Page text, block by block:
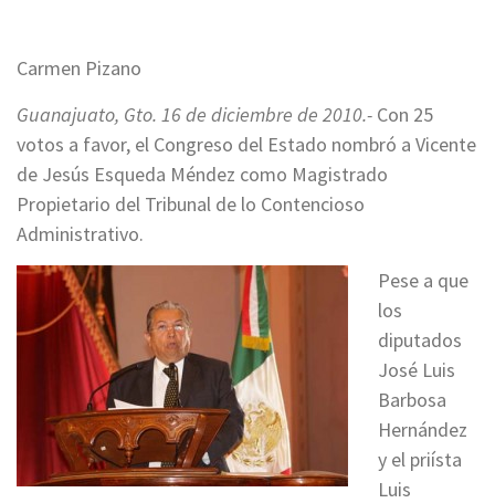
Carmen Pizano
Guanajuato, Gto. 16 de diciembre de 2010.- Con 25
votos a favor, el Congreso del Estado nombró a Vicente
de Jesús Esqueda Méndez como Magistrado
Propietario del Tribunal de lo Contencioso
Administrativo.
Pese a que
los
diputados
José Luis
Barbosa
Hernández
y el priísta
Luis